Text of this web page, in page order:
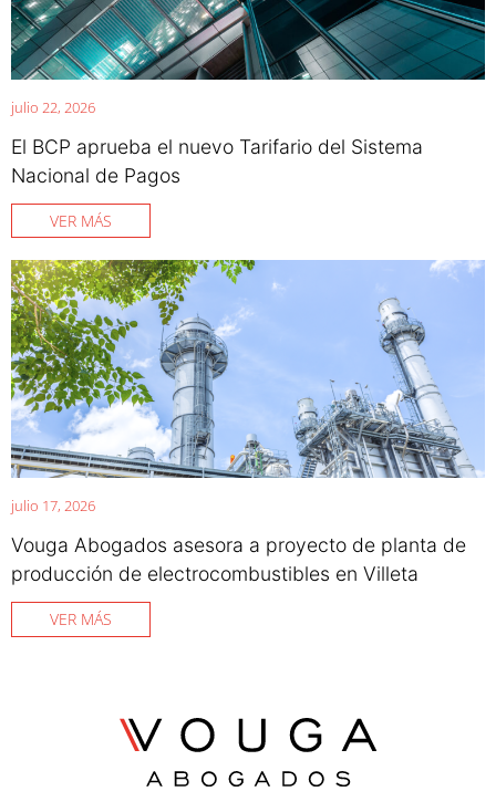
julio 22, 2026
El BCP aprueba el nuevo Tarifario del Sistema
Nacional de Pagos
VER MÁS
julio 17, 2026
Vouga Abogados asesora a proyecto de planta de
producción de electrocombustibles en Villeta
VER MÁS